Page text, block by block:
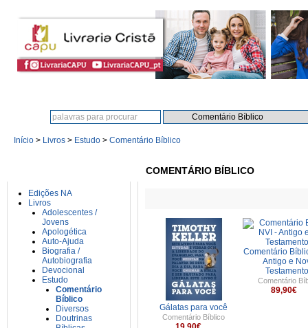
Início > Livros > Estudo > Comentário Bíblico
Edições NA
Livros
Adolescentes /
Jovens
Apologética
Auto-Ajuda
Biografia /
Autobiografia
Devocional
Estudo
Comentário
Bíblico
Diversos
Doutrinas
COMENTÁRIO BÍBLICO
Gálatas para você
Comentário Bíblico
Comentário
Antigo e
Comentário
89,90€